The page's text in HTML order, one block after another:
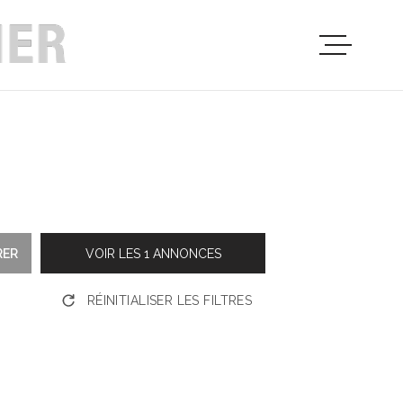
PROGRAMMES
VOIR LES 1 ANNONCES
RÉINITIALISER LES FILTRES